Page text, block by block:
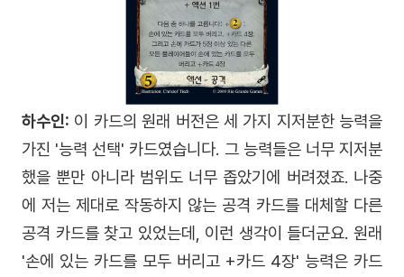
하수인: 이 카드의 원래 버전은 세 가지 지저분한 능력을
가진 '능력 선택' 카드였습니다. 그 능력들은 너무 지저분
했을 뿐만 아니라 범위도 너무 좁았기에 버려졌죠. 나중
에 저는 제대로 작동하지 않는 공격 카드를 대체할 다른
공격 카드를 찾고 있었는데, 이런 생각이 들더군요. 원래
'손에 있는 카드를 모두 버리고 +카드 4장' 능력은 카드